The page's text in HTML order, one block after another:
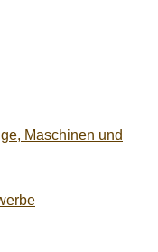
Maschinen und